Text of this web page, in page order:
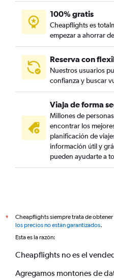
100% gratis
Cheapflights es
empezar a ahorrar
Reserva con
Nuestros usuarios
confianza y buscar
Viaja de forma
Millones de
encontrar los
planificación de
información útil y
pueden ayudarte a
*
Cheapflights siempre trata de
los precios no están garantizados.
Esta es la razón:
Cheapflights no es el
Agregamos montones de